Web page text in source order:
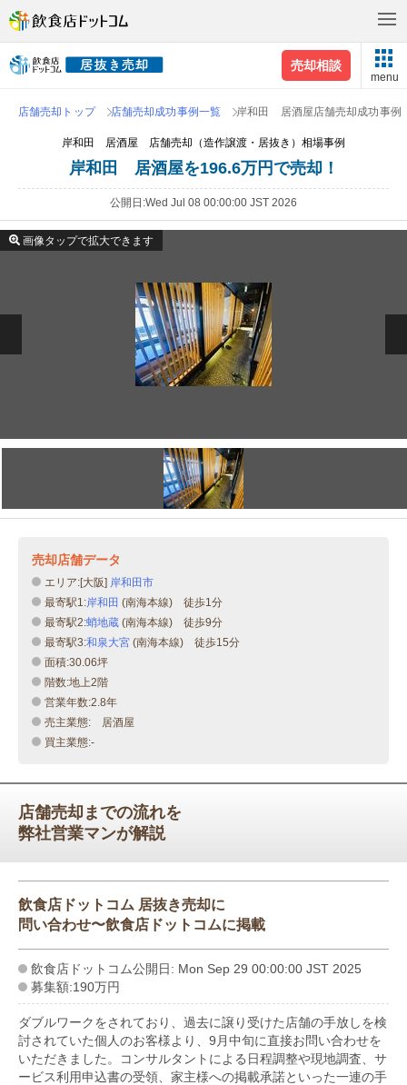
売却相談
menu
店舗売却トップ 店舗売却成功事例一覧 岸和田 居酒屋店舗売却成功事例
岸和田 居酒屋 店舗売却（造作譲渡・居抜き）相場事例
岸和田 居酒屋を196.6万円で売却！
公開日 Wed Jul 08 00:00:00 JST 2026
画像タップで拡大できます
売却店舗データ
エリア:[大阪] 岸和田市
最寄駅1:岸和田 (南海本線) 徒歩1分
最寄駅2:蛸地蔵 (南海本線) 徒歩9分
最寄駅3:和泉大宮 (南海本線) 徒歩15分
面積:30.06坪
階数:地上2階
営業年数:2.8年
売主業態: 居酒屋
買主業態:-
店舗売却までの流れを
弊社営業マンが解説
飲食店ドットコム 居抜き売却に
問い合わせ〜飲食店ドットコムに掲載
飲食店ドットコム公開日: Mon Sep 29 00:00:00 JST 2025
募集額:190万円
ダブルワークをされており、過去に譲り受けた店舗の手放しを検
討されていた個人のお客様より、9月中旬に直接お問い合わせを
いただきました。コンサルタントによる日程調整や現地調査、サ
ービス利用申込書の受領、家主様への掲載承諾といった一連の手